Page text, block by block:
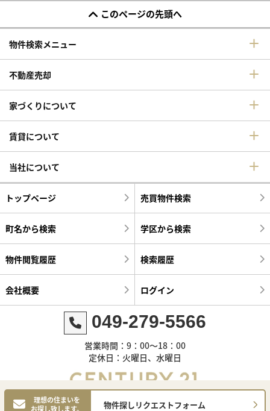
理想の住まいを
お探し致します。
物件探しリクエストフォーム
このページの先頭へ
物件検索メニュー
不動産売却
家づくりについて
賃貸について
当社について
トップページ 売買物件検索
町名から検索 学区から検索
物件閲覧履歴 検索履歴
会社概要 ログイン
049-279-5566
営業時間：9：00～18：00
定休日：火曜日、水曜日